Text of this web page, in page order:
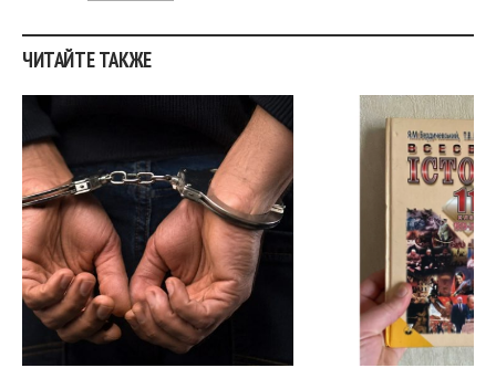
ЧИТАЙТЕ ТАКЖЕ